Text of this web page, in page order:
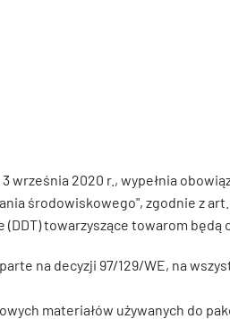
września 2020 r., wypełnia
środowiskowego", zgodnie z
towarzyszące towarom będą
na decyzji 97/129/WE, na
materiałów używanych do